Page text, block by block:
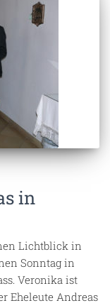
in
Lichtblick in
Sonntag in
Veronika ist
Eheleute Andreas